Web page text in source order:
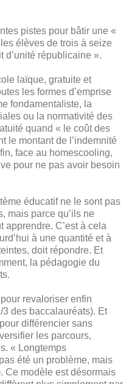
pistes pour bâtir une «
élèves de trois à seize
d’unité républicaine ».
laïque, gratuite et
les formes d’emprise
fondamentaliste, la
ou la normativité des
quand « le coût des
le montant de l’indemnité
face au homescooling,
pour ne pas avoir besoin
éducatif ne le sont pas
mais parce qu’ils ne
apprendre. C’est à cela
à une quantité et à
doit répondre. Et
la pédagogie du
revaloriser enfin
3 des baccalauréats). Et
différencier sans
les parcours,
« Longtemps
été un problème, mais
Ce modèle est désormais